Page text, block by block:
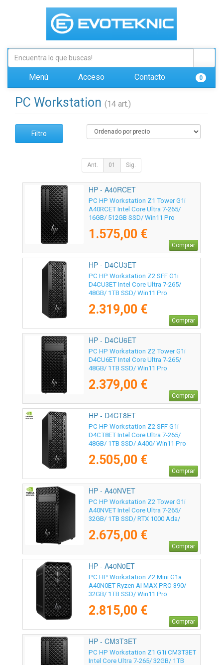
Menú Acceso Contacto 0
PC Workstation (14 art.)
Filtro
Ant. 01 Sig.
HP - A40RCET
PC HP Workstation Z1 Tower G1i
A40RCET Intel Core Ultra 7-265/
16GB/ 512GB SSD/ Win11 Pro
1.575,00 €
Comprar
HP - D4CU3ET
PC HP Workstation Z2 SFF G1i
D4CU3ET Intel Core Ultra 7-265/
48GB/ 1TB SSD/ Win11 Pro
2.319,00 €
Comprar
HP - D4CU6ET
PC HP Workstation Z2 Tower G1i
D4CU6ET Intel Core Ultra 7-265/
48GB/ 1TB SSD/ Win11 Pro
2.379,00 €
Comprar
HP - D4CT8ET
PC HP Workstation Z2 SFF G1i
D4CT8ET Intel Core Ultra 7-265/
48GB/ 1TB SSD/ A400/ Win11 Pro
2.505,00 €
Comprar
HP - A40NVET
PC HP Workstation Z2 Tower G1i
A40NVET Intel Core Ultra 7-265/
32GB/ 1TB SSD/ RTX 1000 Ada/
2.675,00 €
Comprar
HP - A40N0ET
PC HP Workstation Z2 Mini G1a
A40N0ET Ryzen AI MAX PRO 390/
32GB/ 1TB SSD/ Win11 Pro
2.815,00 €
Comprar
HP - CM3T3ET
PC HP Workstation Z1 G1i CM3T3ET
Intel Core Ultra 7-265/ 32GB/ 1TB